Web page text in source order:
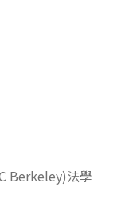
Berkeley)法學